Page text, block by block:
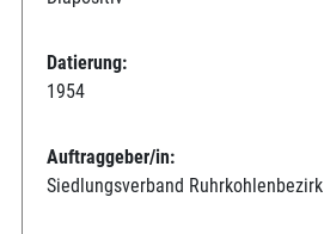
Datierung:
1954
Auftraggeber/in:
Siedlungsverband Ruhrkohlenbezirk